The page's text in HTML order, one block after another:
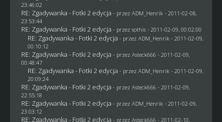
23:46:02
RE: Zgadywanka - Fotki 2 edycja - przez ADM_Henrik- 2011-02-08,
23:53:44
RE: Zgadywanka - Fotki 2 edycja - przez sothis- 2011-02-09, 00:02:00
RE: Zgadywanka - Fotki 2 edycja - przez ADM_Henrik- 2011-02-09,
00:10:12
RE: Zgadywanka - Fotki 2 edycja - przez Asteck666 - 2011-02-09,
00:48:47
RE: Zgadywanka - Fotki 2 edycja - przez ADM_Henrik- 2011-02-09,
20:09:24
RE: Zgadywanka - Fotki 2 edycja - przez Asteck666 - 2011-02-09,
22:55:18
RE: Zgadywanka - Fotki 2 edycja - przez ADM_Henrik- 2011-02-09,
23:03:12
RE: Zgadywanka - Fotki 2 edycja - przez Asteck666 - 2011-02-10,